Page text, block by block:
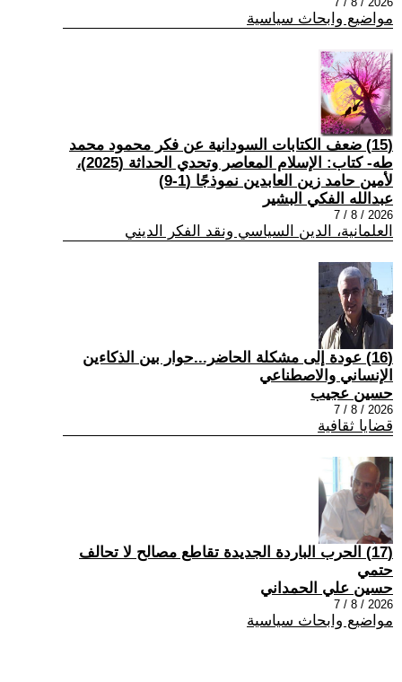
مواضيع وابحاث سياسية
(15) ضعف الكتابات السودانية عن فكر محمود محمد
طه- كتاب: الإسلام المعاصر وتحدي الحداثة (2025)،
لأمين حامد زين العابدين نموذجًا (1-9)
عبدالله الفكي البشير
2026 / 8 / 7
العلمانية، الدين السياسي ونقد الفكر الديني
(16) عودة إلى مشكلة الحاضر...حوار بين الذكاءين
الإنساني والاصطناعي
حسين عجيب
2026 / 8 / 7
قضايا ثقافية
(17) الحرب الباردة الجديدة تقاطع مصالح لا تحالف
حتمي
حسين علي الحمداني
2026 / 8 / 7
مواضيع وابحاث سياسية